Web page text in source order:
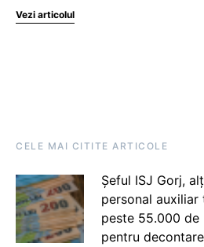
Vezi articolul
CELE MAI CITITE ARTICOLE
Șeful ISJ Gorj,
personal auxiliar
peste 55.000 de
pentru